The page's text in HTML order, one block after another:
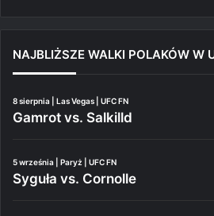
NAJBLIŻSZE WALKI POLAKÓW W
8 sierpnia | Las Vegas | UFC FN
Gamrot vs. Salkilld
5 września | Paryż | UFC FN
Syguła vs. Cornolle